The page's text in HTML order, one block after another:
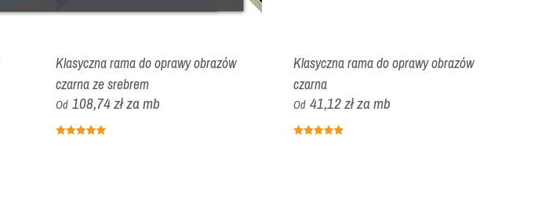
Klasyczna rama do oprawy obrazów
czarna ze srebrem
Od 108,74 zł za mb
Klasyczna rama do oprawy obrazów
czarna
Od 41,12 zł za mb